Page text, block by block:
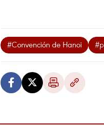
#Convención de Hanoi